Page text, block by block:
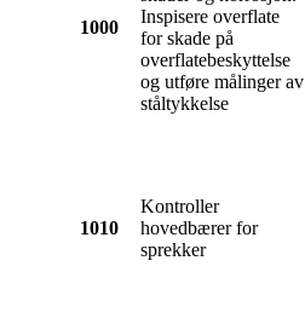
1000
Inspisere overflate
for skade på
overflatebeskyttelse
og utføre målinger av
ståltykkelse
1010
Kontroller
hovedbærer for
sprekker